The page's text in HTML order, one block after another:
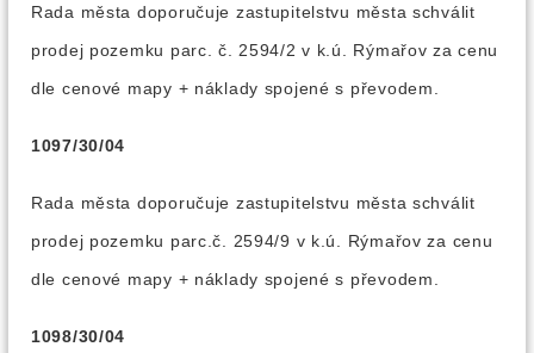
Rada města doporučuje zastupitelstvu města schválit
prodej pozemku parc. č. 2594/2 v k.ú. Rýmařov za cenu
dle cenové mapy + náklady spojené s převodem.
1097/30/04
Rada města doporučuje zastupitelstvu města schválit
prodej pozemku parc.č. 2594/9 v k.ú. Rýmařov za cenu
dle cenové mapy + náklady spojené s převodem.
1098/30/04